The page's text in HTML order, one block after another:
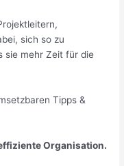
sich so zu
sie mehr Zeit für die
Tipps &
Organisation.